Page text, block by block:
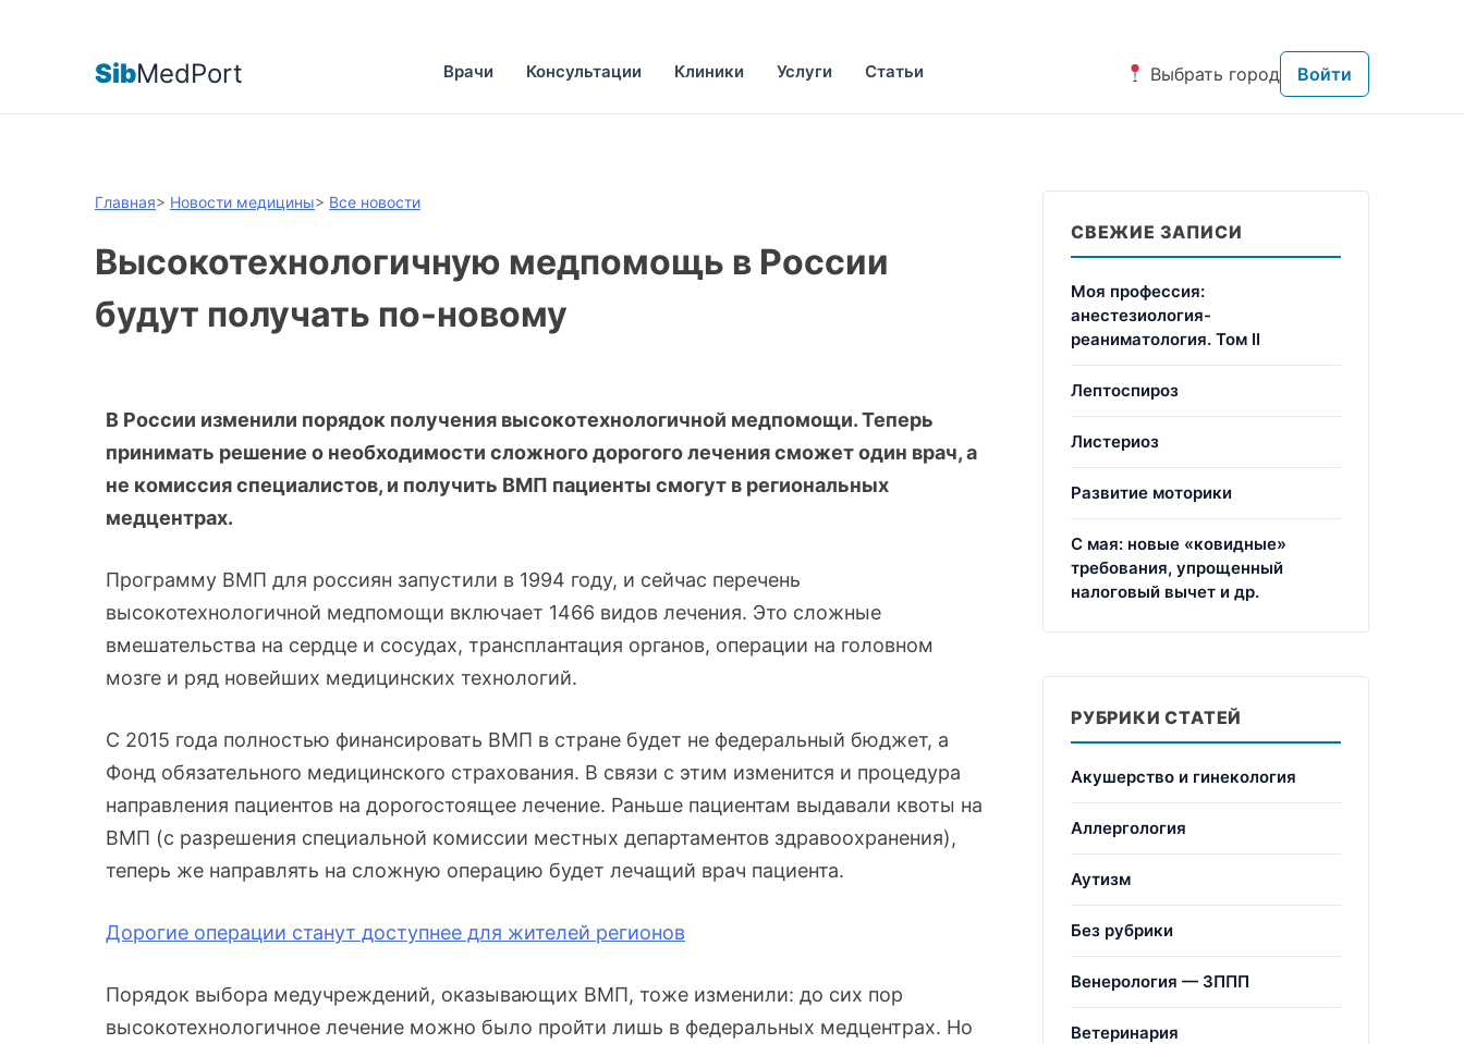
SibMedPort Врачи Консультации Клиники Услуги Статьи Выбрать город Войти
Главная> Новости медицины> Все новости
Высокотехнологичную медпомощь в России
будут получать по-новому
В России изменили порядок получения высокотехнологичной медпомощи. Теперь
принимать решение о необходимости сложного дорогого лечения сможет один врач, а
не комиссия специалистов, и получить ВМП пациенты смогут в региональных
медцентрах.
Программу ВМП для россиян запустили в 1994 году, и сейчас перечень
высокотехнологичной медпомощи включает 1466 видов лечения. Это сложные
вмешательства на сердце и сосудах, трансплантация органов, операции на головном
мозге и ряд новейших медицинских технологий.
С 2015 года полностью финансировать ВМП в стране будет не федеральный бюджет, а
Фонд обязательного медицинского страхования. В связи с этим изменится и процедура
направления пациентов на дорогостоящее лечение. Раньше пациентам выдавали квоты на
ВМП (с разрешения специальной комиссии местных департаментов здравоохранения),
теперь же направлять на сложную операцию будет лечащий врач пациента.
Дорогие операции станут доступнее для жителей регионов
Порядок выбора медучреждений, оказывающих ВМП, тоже изменили: до сих пор
высокотехнологичное лечение можно было пройти лишь в федеральных медцентрах. Но
СВЕЖИЕ ЗАПИСИ
Моя профессия:
анестезиология-
реаниматология. Том II
Лептоспироз
Листериоз
Развитие моторики
С мая: новые «ковидные»
требования, упрощенный
налоговый вычет и др.
РУБРИКИ СТАТЕЙ
Акушерство и гинекология
Аллергология
Аутизм
Без рубрики
Венерология — ЗППП
Ветеринария